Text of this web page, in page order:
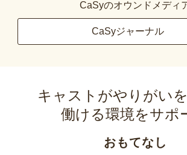
CaSyのオウンドメディ
CaSyジャーナル
キャストがやりがい
働ける環境をサポ
おもてなし